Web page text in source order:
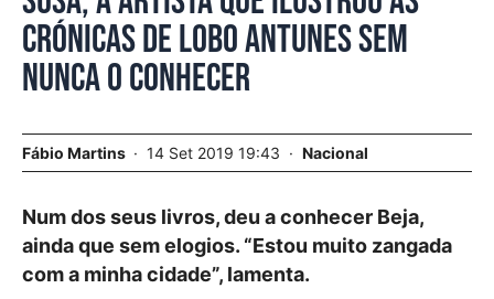
crónicas de Lobo Antunes sem
nunca o conhecer
Fábio Martins 14 Set 2019 19:43 Nacional
Num dos seus livros, deu a conhecer Beja,
ainda que sem elogios. “Estou muito zangada
com a minha cidade”, lamenta.